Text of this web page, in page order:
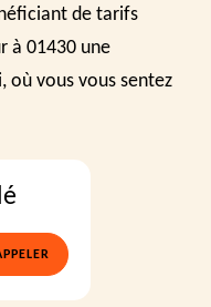
de tarifs
à 01430 une
où vous vous sentez